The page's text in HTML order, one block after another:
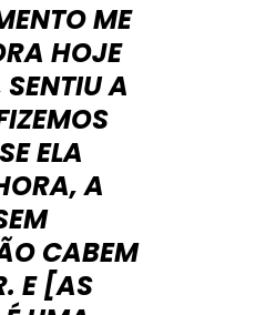
ME
HOJE
A
ELA
A
CABEM
E [AS